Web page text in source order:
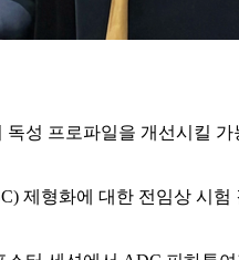
독성 프로파일을 개선시킬 가
제형화에 대한 전임상 시험